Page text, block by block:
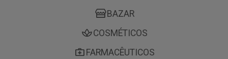
BAZAR
COSMÉTICOS
FARMACÊUTICOS